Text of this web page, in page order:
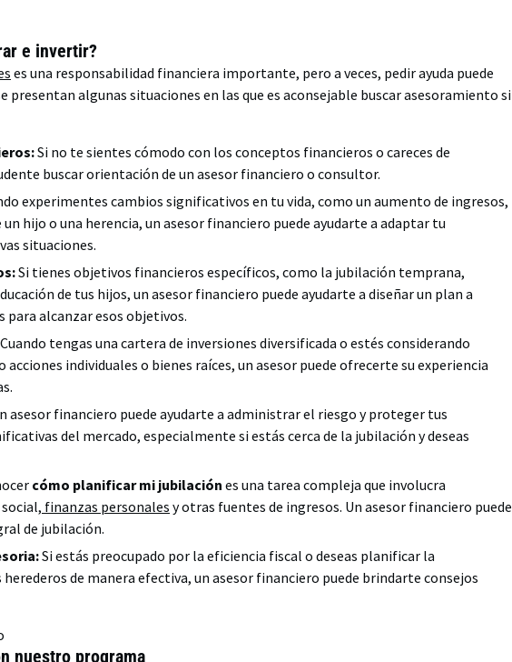
e invertir?
es una responsabilidad financiera importante, pero a veces, pedir ayuda puede
presentan algunas situaciones en las que es aconsejable buscar asesoramiento si
Si no te sientes cómodo con los conceptos financieros o careces de
buscar orientación de un asesor financiero o consultor.
experimentes cambios significativos en tu vida, como un aumento de ingresos,
hijo o una herencia, un asesor financiero puede ayudarte a adaptar tu
situaciones.
Si tienes objetivos financieros específicos, como la jubilación temprana,
de tus hijos, un asesor financiero puede ayudarte a diseñar un plan a
para alcanzar esos objetivos.
Cuando tengas una cartera de inversiones diversificada o estés considerando
individuales o bienes raíces, un asesor puede ofrecerte su experiencia
asesor financiero puede ayudarte a administrar el riesgo y proteger tus
del mercado, especialmente si estás cerca de la jubilación y deseas
cómo planificar mi jubilación es una tarea compleja que involucra
finanzas personales y otras fuentes de ingresos. Un asesor financiero puede
de jubilación.
Si estás preocupado por la eficiencia fiscal o deseas planificar la
de manera efectiva, un asesor financiero puede brindarte consejos
nuestro programa